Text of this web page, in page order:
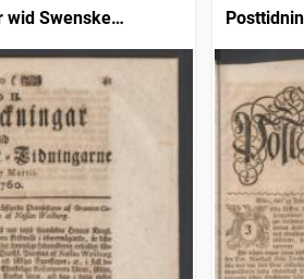
wid Swenske